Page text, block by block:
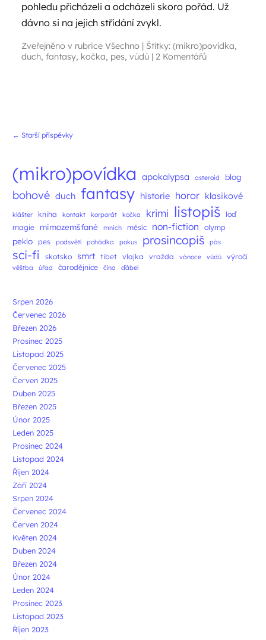
pohledu přicházeli a odcházeli skoro pořád. Už
dávno si na jejich střídání zvykl.
Zveřejněno v rubrice Všechno | Štítky: (mikro)povídka,
duch, fantasy, kočka, pes, vúdú | 2 Komentářů
← Starší příspěvky
(mikro)povídka apokalypsa asteroid blog
bohové duch fantasy historie horor klasikové
klášter kniha kontakt korporát kočka krimi listopiš
loď
magie
mimozemšťané mnich měsíc non-fiction olymp
peklo pes podsvětí pohádka pokus prosincopiš pás
sci-fi skotsko smrt tibet vlajka vražda vánoce vúdú výročí
věštba úřad čarodějnice čína ďábel
Srpen 2026
Červenec 2026
Březen 2026
Prosinec 2025
Listopad 2025
Červenec 2025
Červen 2025
Duben 2025
Březen 2025
Únor 2025
Leden 2025
Prosinec 2024
Listopad 2024
Říjen 2024
Září 2024
Srpen 2024
Červenec 2024
Červen 2024
Květen 2024
Duben 2024
Březen 2024
Únor 2024
Leden 2024
Prosinec 2023
Listopad 2023
Říjen 2023